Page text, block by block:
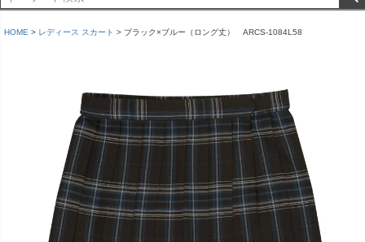
HOME レディース スカート ブラック×ブルー（ロング丈） ARCS-1084L58